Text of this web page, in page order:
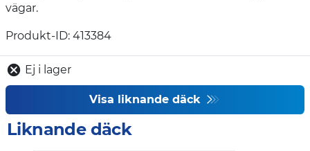
vägar.
Produkt-ID: 413384
Ej i lager
Visa liknande däck
Liknande däck